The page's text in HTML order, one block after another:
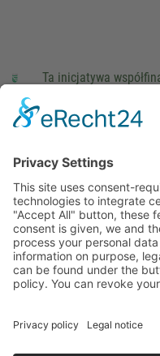
Ta inicjatywa
parlamentarzystów
stopka redakcyjna
This site uses consent-
technologies to integrate
"Accept All" button, these
After consent is given,
companies process your
companies can be found